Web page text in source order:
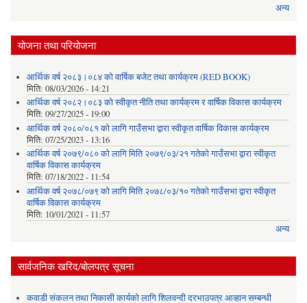
अन्य
योजना तथा परियोजना
आर्थिक वर्ष २०८३।०८४ को वार्षिक बजेट तथा कार्यक्रम (RED BOOK)
मिति: 08/03/2026 - 14:21
आर्थिक वर्ष २०८२।०८३ को स्वीकृत नीति तथा कार्यक्रम र वार्षिक विकास कार्यक्रम
मिति: 09/27/2025 - 19:00
आर्थिक वर्ष २०८०/०८१ को लागि गाउँसभा द्वारा स्वीकृत वार्षिक विकास कार्यक्रम
मिति: 07/25/2023 - 13:16
आर्थिक वर्ष २०७९/०८० को लागि मिति २०७९/०३/२१ गतेको गाउँसभा द्वारा स्वीकृत
वार्षिक विकास कार्यक्रम
मिति: 07/18/2022 - 11:54
आर्थिक वर्ष २०७८/०७९ को लागि मिति २०७८/०३/१० गतेको गाउँसभा द्वारा स्वीकृत
वार्षिक विकास कार्यक्रम
मिति: 10/01/2021 - 11:57
अन्य
सार्वजनिक खरिद/बोलपत्र सूचना
कवाडी संकलन तथा निकासी कार्यको लागि शिलवन्दी दरभाउपत्र आव्हान सम्बन्धी